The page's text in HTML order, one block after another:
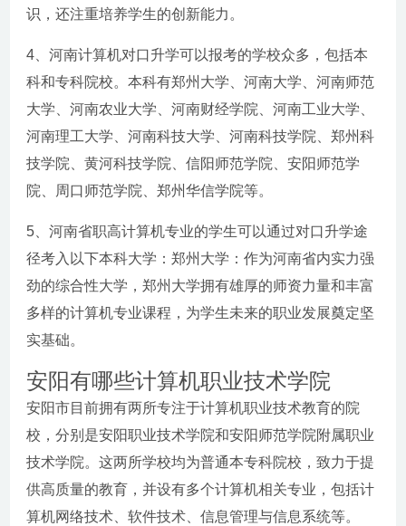
识，还注重培养学生的创新能力。
4、河南计算机对口升学可以报考的学校众多，包括本
科和专科院校。本科有郑州大学、河南大学、河南师范
大学、河南农业大学、河南财经学院、河南工业大学、
河南理工大学、河南科技大学、河南科技学院、郑州科
技学院、黄河科技学院、信阳师范学院、安阳师范学
院、周口师范学院、郑州华信学院等。
5、河南省职高计算机专业的学生可以通过对口升学途
径考入以下本科大学：郑州大学：作为河南省内实力强
劲的综合性大学，郑州大学拥有雄厚的师资力量和丰富
多样的计算机专业课程，为学生未来的职业发展奠定坚
实基础。
安阳有哪些计算机职业技术学院
安阳市目前拥有两所专注于计算机职业技术教育的院
校，分别是安阳职业技术学院和安阳师范学院附属职业
技术学院。这两所学校均为普通本专科院校，致力于提
供高质量的教育，并设有多个计算机相关专业，包括计
算机网络技术、软件技术、信息管理与信息系统等。